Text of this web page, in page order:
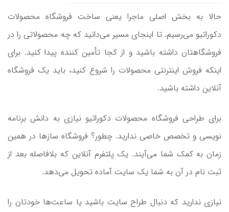
حالا به بخش اصلی ماجرا یعنی ساخت فروشگاه محصولات
دکوراتیو می‌رسیم. تا اینجای مسیر می‌دانید که چه محصولاتی را در
فروشگاهتان داشته باشید و از کجا تأمین کننده پیدا کنید. برای
اینکه فروش اینترنتی محصولات را شروع کنید، باید یک فروشگاه
آنلاین داشته باشید.
برای طراحی فروشگاه محصولات دکوراتیو نیازی به دانش برنامه
نویسی و تخصص خاصی ندارید. چطور؟ فروشگاه سازها در همین
زمان به کمک شما می‌آیند. یک پلتفرم آنلاین که بلافاصله بعد از
ثبت نام در آن به شما یک سایت آماده تحویل می‌دهد.
نیازی ندارید که دنبال طراح سایت باشید یا ساعت‌ها خودتان را